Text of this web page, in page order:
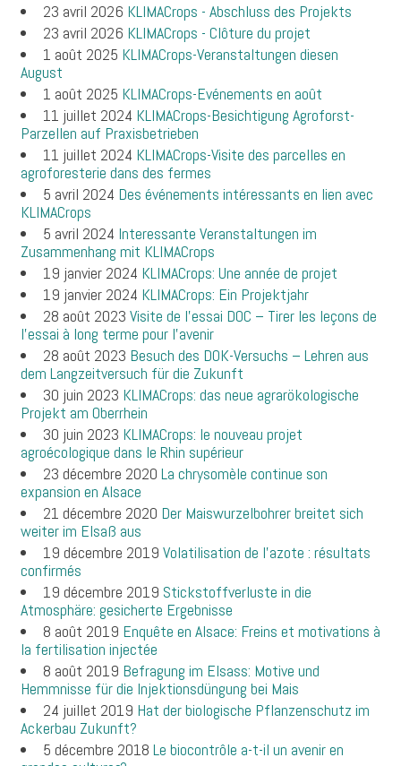
23 avril 2026 KLIMACrops - Abschluss des Projekts
23 avril 2026 KLIMACrops - Clôture du projet
1 août 2025 KLIMACrops-Veranstaltungen diesen
August
1 août 2025 KLIMACrops-Evénements en août
11 juillet 2024 KLIMACrops-Besichtigung Agroforst-
Parzellen auf Praxisbetrieben
11 juillet 2024 KLIMACrops-Visite des parcelles en
agroforesterie dans des fermes
5 avril 2024 Des événements intéressants en lien avec
KLIMACrops
5 avril 2024 Interessante Veranstaltungen im
Zusammenhang mit KLIMACrops
19 janvier 2024 KLIMACrops: Une année de projet
19 janvier 2024 KLIMACrops: Ein Projektjahr
28 août 2023 Visite de l'essai DOC – Tirer les leçons de
l'essai à long terme pour l'avenir
28 août 2023 Besuch des DOK-Versuchs – Lehren aus
dem Langzeitversuch für die Zukunft
30 juin 2023 KLIMACrops: das neue agrarökologische
Projekt am Oberrhein
30 juin 2023 KLIMACrops: le nouveau projet
agroécologique dans le Rhin supérieur
23 décembre 2020 La chrysomèle continue son
expansion en Alsace
21 décembre 2020 Der Maiswurzelbohrer breitet sich
weiter im Elsaß aus
19 décembre 2019 Volatilisation de l'azote : résultats
confirmés
19 décembre 2019 Stickstoffverluste in die
Atmosphäre: gesicherte Ergebnisse
8 août 2019 Enquête en Alsace: Freins et motivations à
la fertilisation injectée
8 août 2019 Befragung im Elsass: Motive und
Hemmnisse für die Injektionsdüngung bei Mais
24 juillet 2019 Hat der biologische Pflanzenschutz im
Ackerbau Zukunft?
5 décembre 2018 Le biocontrôle a-t-il un avenir en